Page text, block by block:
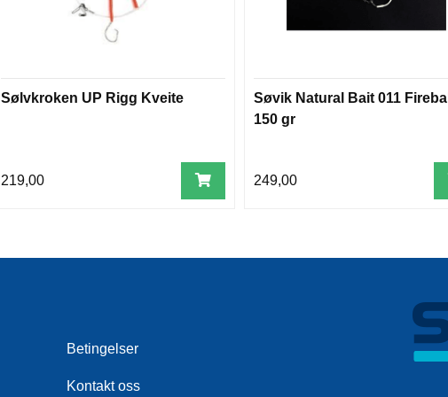
Sølvkroken UP Rigg Kveite
219,00
Søvik Natural Bait 011 Fireball
150 gr
249,00
Betingelser
Kontakt oss